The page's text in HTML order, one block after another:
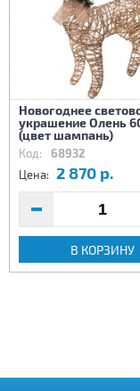
Новогоднее
украшение Олень
(цвет шампань)
Код: 68932
Цена: 2 870 р.
В КОРЗИНУ